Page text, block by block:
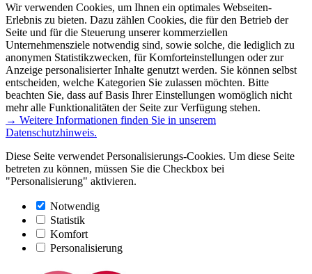
Wir verwenden Cookies, um Ihnen ein optimales Webseiten-
Erlebnis zu bieten. Dazu zählen Cookies, die für den Betrieb der
Seite und für die Steuerung unserer kommerziellen
Unternehmensziele notwendig sind, sowie solche, die lediglich zu
anonymen Statistikzwecken, für Komforteinstellungen oder zur
Anzeige personalisierter Inhalte genutzt werden. Sie können selbst
entscheiden, welche Kategorien Sie zulassen möchten. Bitte
beachten Sie, dass auf Basis Ihrer Einstellungen womöglich nicht
mehr alle Funktionalitäten der Seite zur Verfügung stehen.
→ Weitere Informationen finden Sie in unserem
Datenschutzhinweis.
Diese Seite verwendet Personalisierungs-Cookies. Um diese Seite
betreten zu können, müssen Sie die Checkbox bei
"Personalisierung" aktivieren.
Notwendig
Statistik
Komfort
Personalisierung